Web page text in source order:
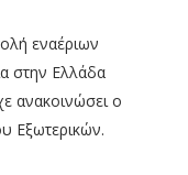
εναέριων
στην Ελλάδα
ανακοινώσει ο
Εξωτερικών.